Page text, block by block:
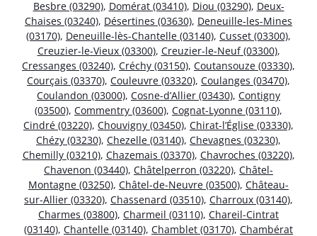
Besbre (03290), Domérat (03410), Diou (03290), Deux-
Chaises (03240), Désertines (03630), Deneuille-les-Mines
(03170), Deneuille-lès-Chantelle (03140), Cusset (03300),
Creuzier-le-Vieux (03300), Creuzier-le-Neuf (03300),
Cressanges (03240), Créchy (03150), Coutansouze (03330),
Courçais (03370), Couleuvre (03320), Coulanges (03470),
Coulandon (03000), Cosne-d’Allier (03430), Contigny
(03500), Commentry (03600), Cognat-Lyonne (03110),
Cindré (03220), Chouvigny (03450), Chirat-l’Église (03330),
Chézy (03230), Chezelle (03140), Chevagnes (03230),
Chemilly (03210), Chazemais (03370), Chavroches (03220),
Chavenon (03440), Châtelperron (03220), Châtel-
Montagne (03250), Châtel-de-Neuvre (03500), Château-
sur-Allier (03320), Chassenard (03510), Charroux (03140),
Charmes (03800), Charmeil (03110), Chareil-Cintrat
(03140), Chantelle (03140), Chamblet (03170), Chambérat